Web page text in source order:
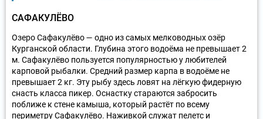
САФАКУЛЁВО
Озеро Сафакулёво — одно из самых мелководных озёр
Курганской области. Глубина этого водоёма не превышает 2
м. Сафакулёво пользуется популярностью у любителей
карповой рыбалки. Средний размер карпа в водоёме не
превышает 2 кг. Эту рыбу здесь ловят на лёгкую фидерную
снасть класса пикер. Оснастку стараются забросить
поближе к стене камыша, который растёт по всему
периметру Сафакулёво. Наживкой служат пелетс и